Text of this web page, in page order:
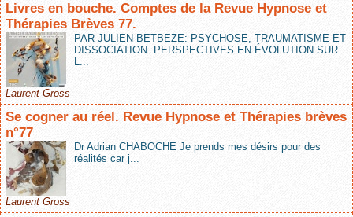
Livres en bouche. Comptes de la Revue Hypnose et
Thérapies Brèves 77.
PAR JULIEN BETBEZE: PSYCHOSE, TRAUMATISME ET
DISSOCIATION. PERSPECTIVES EN ÉVOLUTION SUR
L...
Laurent Gross
Se cogner au réel. Revue Hypnose et Thérapies brèves
n°77
Dr Adrian CHABOCHE Je prends mes désirs pour des
réalités car j...
Laurent Gross